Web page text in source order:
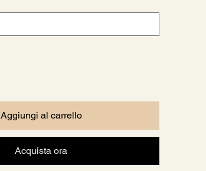
Aggiungi al carrello
Acquista ora